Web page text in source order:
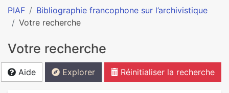
PIAF
Bibliographie francophone sur l’archivistique
Votre recherche
Votre recherche
Aide Explorer Réinitialiser la recherche